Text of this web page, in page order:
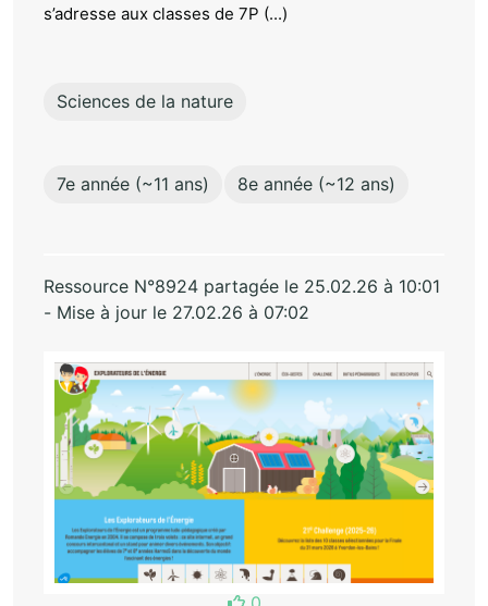
s’adresse aux classes de 7P (...)
Sciences de la nature
7e année (~11 ans) 8e année (~12 ans)
Ressource N°8924 partagée le 25.02.26 à 10:01
- Mise à jour le 27.02.26 à 07:02